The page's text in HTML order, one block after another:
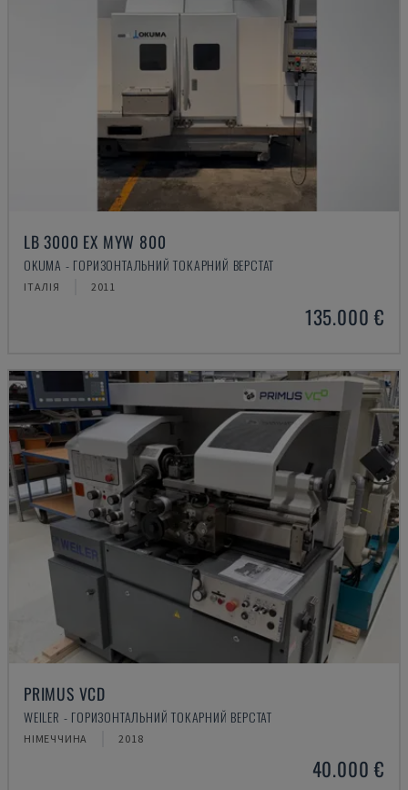
LB 3000 EX MYW 800
OKUMA - ГОРИЗОНТАЛЬНИЙ ТОКАРНИЙ ВЕРСТАТ
ІТАЛІЯ 2011
135.000 €
PRIMUS VCD
WEILER - ГОРИЗОНТАЛЬНИЙ ТОКАРНИЙ ВЕРСТАТ
НІМЕЧЧИНА 2018
40.000 €